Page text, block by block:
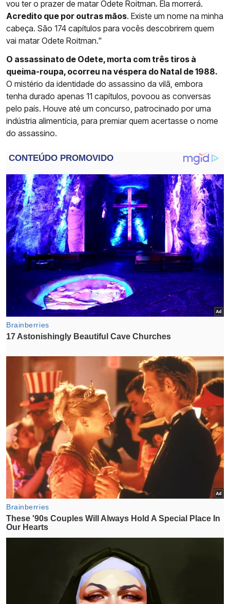
vou ter o prazer de matar Odete Roitman. Ela morrerá.
Acredito que por outras mãos. Existe um nome na minha
cabeça. São 174 capítulos para vocês descobrirem quem
vai matar Odete Roitman."
O assassinato de Odete, morta com três tiros à
queima-roupa, ocorreu na véspera do Natal de 1988.
O mistério da identidade do assassino da vilã, embora
tenha durado apenas 11 capítulos, povoou as conversas
pelo país. Houve até um concurso, patrocinado por uma
indústria alimentícia, para premiar quem acertasse o nome
do assassino.